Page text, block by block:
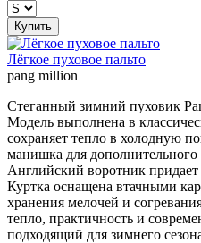
Купить
Лёгкое пуховое пальто
pang million
Стеганный зимний пуховик
Модель выполнена в
сохраняет тепло в холодную
манишка для
Английский воротник придает
Куртка оснащена втачными
хранения мелочей и
тепло, практичность и
подходящий для зимнего